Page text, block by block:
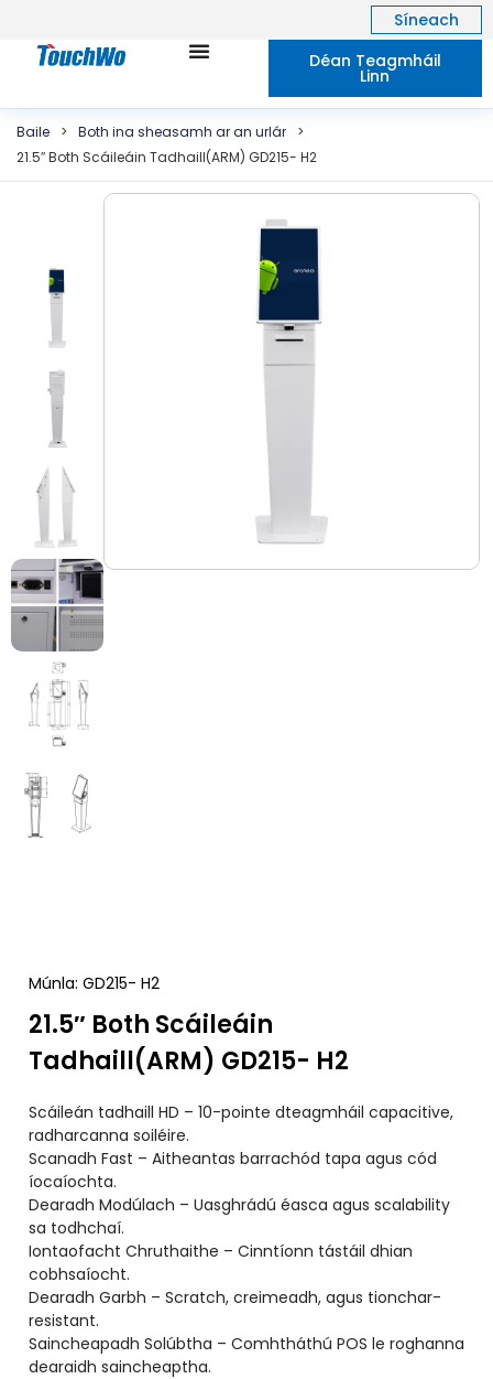
Síneach
Déan Teagmháil
Linn
Baile > Both ina sheasamh ar an urlár
>
21.5″ Both Scáileáin Tadhaill(ARM) GD215- H2
Múnla: GD215- H2
21.5″ Both Scáileáin
Tadhaill(ARM) GD215- H2
Scáileán tadhaill HD – 10-pointe dteagmháil capacitive,
radharcanna soiléire.
Scanadh Fast – Aitheantas barrachód tapa agus cód
íocaíochta.
Dearadh Modúlach – Uasghrádú éasca agus scalability
sa todhchaí.
Iontaofacht Chruthaithe – Cinntíonn tástáil dhian
cobhsaíocht.
Dearadh Garbh – Scratch, creimeadh, agus tionchar-
resistant.
Saincheapadh Solúbtha – Comhtháthú POS le roghanna
dearaidh saincheaptha.